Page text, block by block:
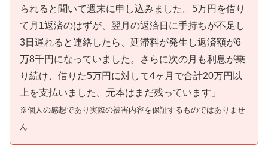
られると聞いて週末に申し込みました。5万円を借り
て月1返済のはずが、翌月の返済日に手持ちが不足し
3日遅れると連絡したら、延滞料が発生し返済額が6
万8千円になっていました。さらに次の月も利息が乗
り続け、借りた5万円に対して4ヶ月で合計20万円以
上を支払いました。元本はまだ残っています」
※個人の感想であり実際の被害内容を保証するものではありませ
ん